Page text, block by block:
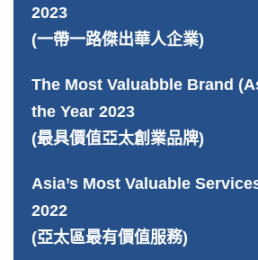
2023
(一帶一路傑出華人企業)
The Most Valuabble Brand
the Year 2023
(最具價值亞太創業品牌)
Asia’s Most Valuable
2022
(亞太區最有價值服務)